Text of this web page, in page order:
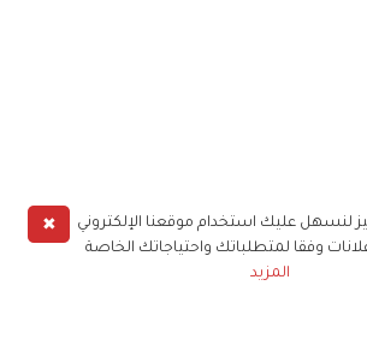
✖
لنسهل عليك استخدام موقعنا الإلكتروني
وفقا لمتطلباتك واحتياجاتك الخاصة
المزيد